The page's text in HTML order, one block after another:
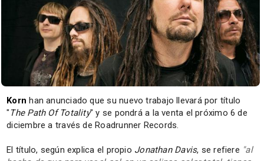
Korn han anunciado que su nuevo trabajo llevará por título
" The Path Of Totality" y se pondrá a la venta el próximo 6 de
diciembre a través de Roadrunner Records.
El título, según explica el propio Jonathan Davis, se refiere "al